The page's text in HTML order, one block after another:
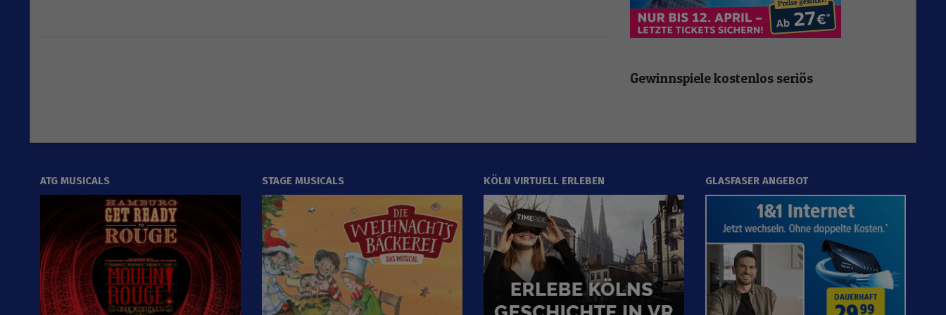
Gewinnspiele kostenlos seriös
ATG MUSICALS STAGE MUSICALS KÖLN VIRTUELL ERLEBEN GLASFASER ANGEBOT